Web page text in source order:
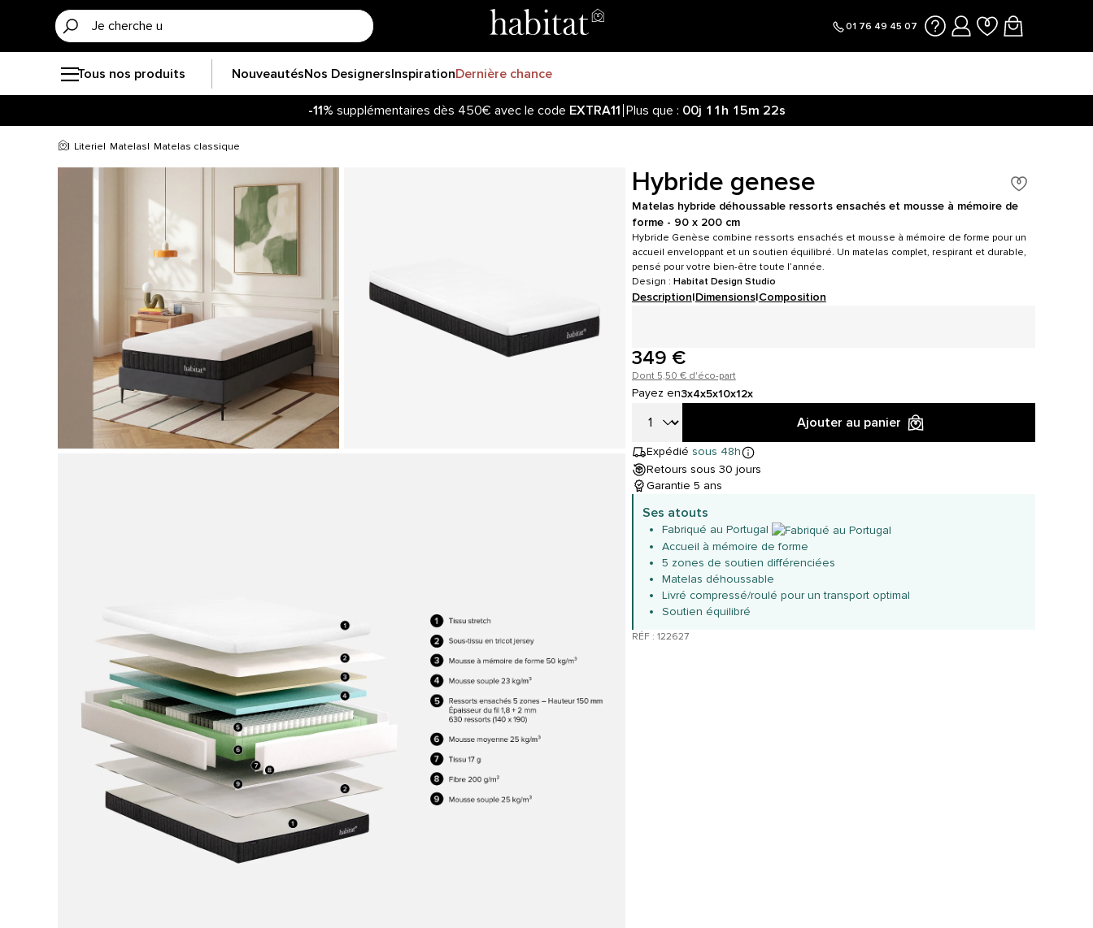
01 76 49 45 07
Tous nos produits NouveautésNos DesignersInspirationDernière chance
-11% supplémentaires dès 450€ avec le code EXTRA11 Plus que : 00j 11h 15m 21s
Literie Matelas Matelas classique
Hybride genese
Matelas hybride déhoussable ressorts ensachés et mousse à mémoire de
forme - 90 x 200 cm
Hybride Genèse combine ressorts ensachés et mousse à mémoire de forme pour un
accueil enveloppant et un soutien équilibré. Un matelas complet, respirant et durable,
pensé pour votre bien-être toute l’année.
Design : Habitat Design Studio
Description|Dimensions|Composition
349 €
Dont 5,50 € d'éco-part
Payez en3x4x5x10x12x
Ajouter au panier
Expédié sous 48h
Retours sous 30 jours
Garantie 5 ans
Ses atouts
Fabriqué au Portugal
Accueil à mémoire de forme
5 zones de soutien différenciées
Matelas déhoussable
Livré compressé/roulé pour un transport optimal
Soutien équilibré
RÉF : 122627